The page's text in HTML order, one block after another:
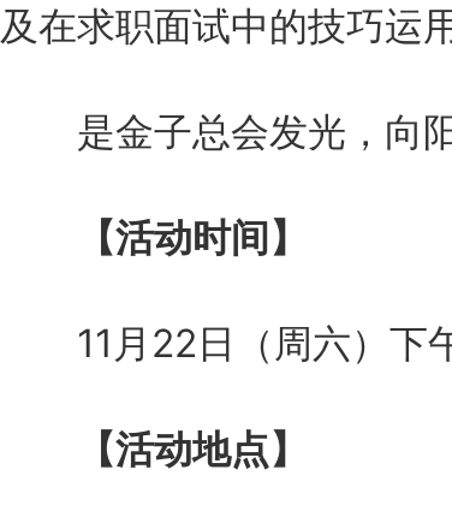
及在求职面试中的技巧运
是金子总会发光，向
【活动时间】
11月22日（周六）下
【活动地点】